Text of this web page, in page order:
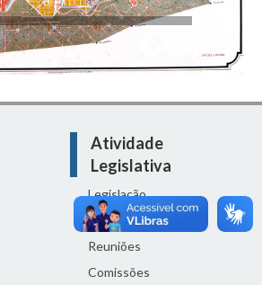
Atividade
Legislativa
Legislação
Proposições
Reuniões
Comissões